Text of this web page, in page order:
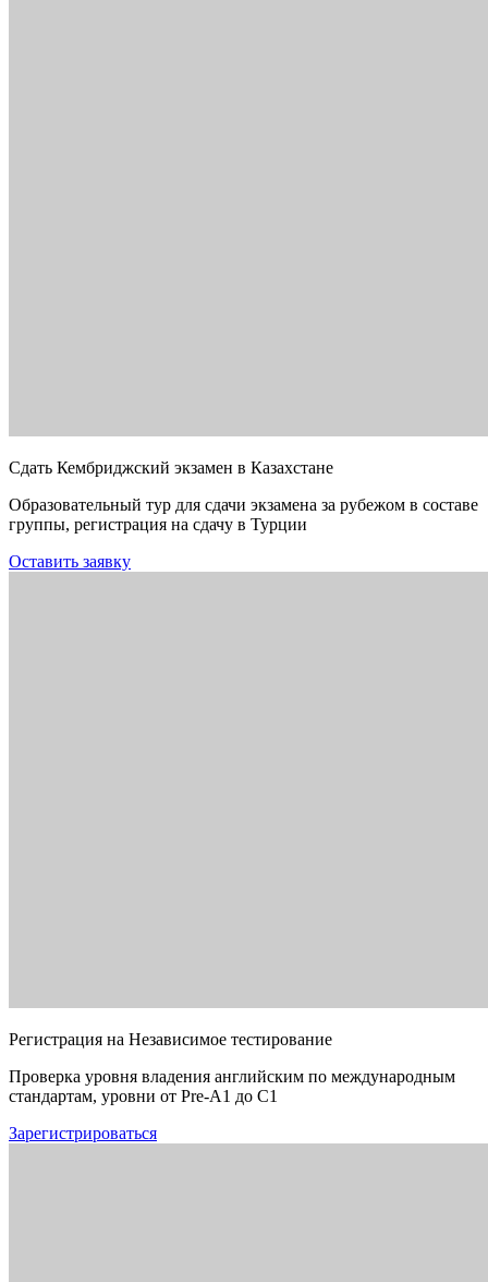
Сдать Кембриджский экзамен в Казахстане
Образовательный тур для сдачи экзамена за рубежом в составе
группы, регистрация на сдачу в Турции
Оставить заявку
Регистрация на Независимое тестирование
Проверка уровня владения английским по международным
стандартам, уровни от Pre-A1 до C1
Зарегистрироваться